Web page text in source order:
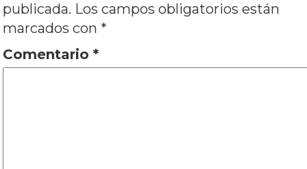
publicada. Los campos obligatorios están
marcados con *
Comentario*